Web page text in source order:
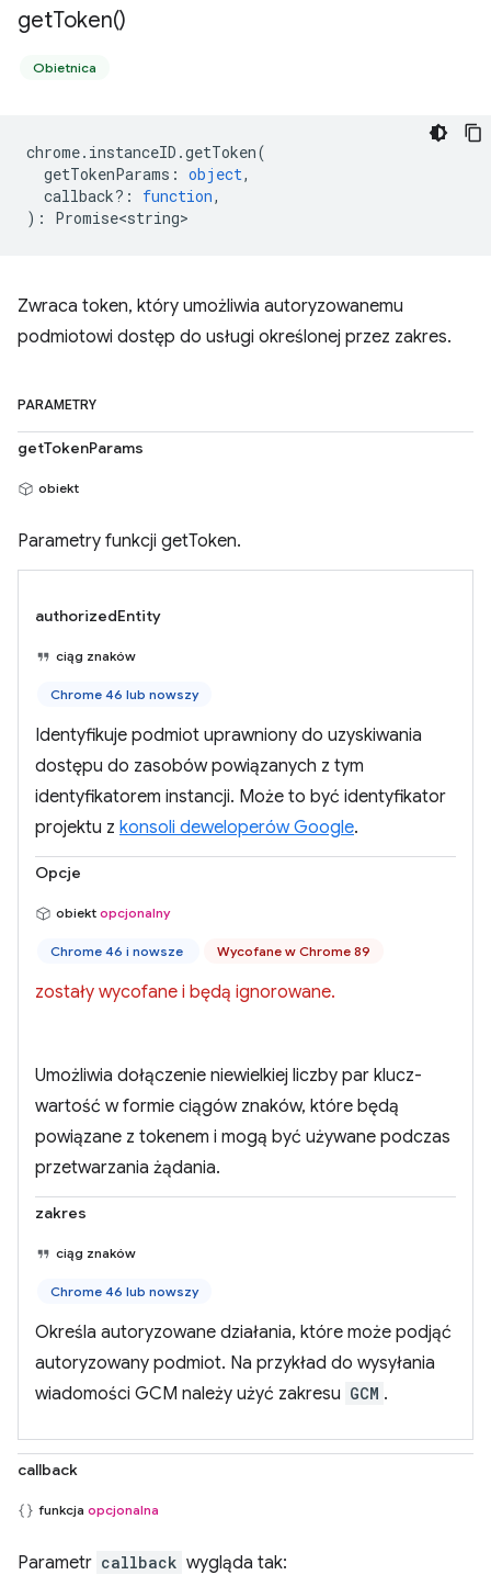
getToken()
Obietnica
chrome. instanceID .getToken(
getTokenParams : object,
callback? : function,
) : Promise<string>
Zwraca token, który umożliwia autoryzowanemu
podmiotowi dostęp do usługi określonej przez zakres.
PARAMETRY
getTokenParams
obiekt
Parametry funkcji getToken.
authorizedEntity
ciąg znaków
Chrome 46 lub nowszy
Identyfikuje podmiot uprawniony do uzyskiwania
dostępu do zasobów powiązanych z tym
identyfikatorem instancji. Może to być identyfikator
projektu z konsoli deweloperów Google.
Opcje
obiekt opcjonalny
Chrome 46 i nowsze Wycofane w Chrome 89
zostały wycofane i będą ignorowane.
Umożliwia dołączenie niewielkiej liczby par klucz-
wartość w formie ciągów znaków, które będą
powiązane z tokenem i mogą być używane podczas
przetwarzania żądania.
zakres
ciąg znaków
Chrome 46 lub nowszy
Określa autoryzowane działania, które może podjąć
autoryzowany podmiot. Na przykład do wysyłania
wiadomości GCM należy użyć zakresu GCM .
callback
funkcja opcjonalna
Parametr callback wygląda tak: